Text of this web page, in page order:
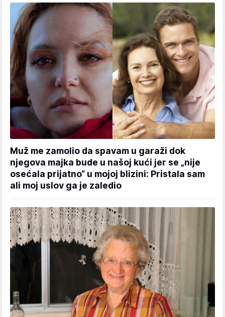
Muž me zamolio da spavam u garaži dok
njegova majka bude u našoj kući jer se „nije
osećala prijatno“ u mojoj blizini: Pristala sam
ali moj uslov ga je zaledio